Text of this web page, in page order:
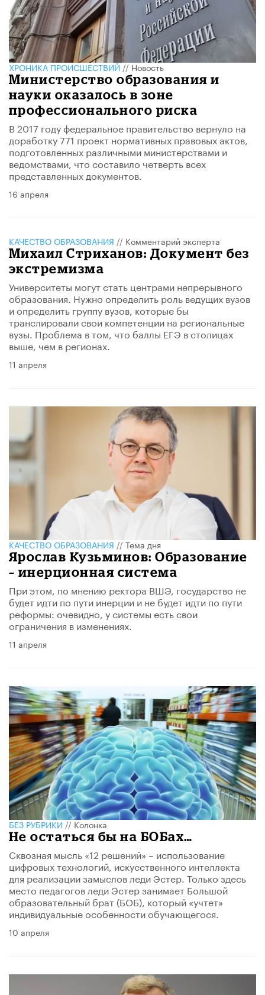
ХРОНИКА ПРОИСШЕСТВИЙ//Новость
Министерство образования и
науки оказалось в зоне
профессионального риска
В 2017 году федеральное правительство вернуло на
доработку 771 проект нормативных правовых актов,
подготовленных различными министерствами и
ведомствами, что составило четверть всех
представленных документов.
16 апреля
КАЧЕСТВО ОБРАЗОВАНИЯ // Комментарий эксперта
Михаил Стриханов: Документ без
экстремизма
Университеты могут стать центрами непрерывного
образования. Нужно определить роль ведущих вузов
и определить группу вузов, которые бы
транслировали свои компетенции на региональные
вузы. Проблема в том, что баллы ЕГЭ в столицах
выше, чем в регионах.
11 апреля
КАЧЕСТВО ОБРАЗОВАНИЯ //Тема дня
Ярослав Кузьминов: Образование
– инерционная система
При этом, по мнению ректора ВШЭ, государство не
будет идти по пути инерции и не будет идти по пути
реформы: очевидно, у системы есть свои
ограничения в изменениях.
11 апреля
БЕЗ РУБРИКИ//Колонка
Не остаться бы на БОБах…
Сквозная мысль «12 решений» – использование
цифровых технологий, искусственного интеллекта
для реализации замыслов леди Эстер. Только здесь
место педагогов леди Эстер занимает Большой
образовательный брат (БОБ), который «учтет»
индивидуальные особенности обучающегося.
10 апреля